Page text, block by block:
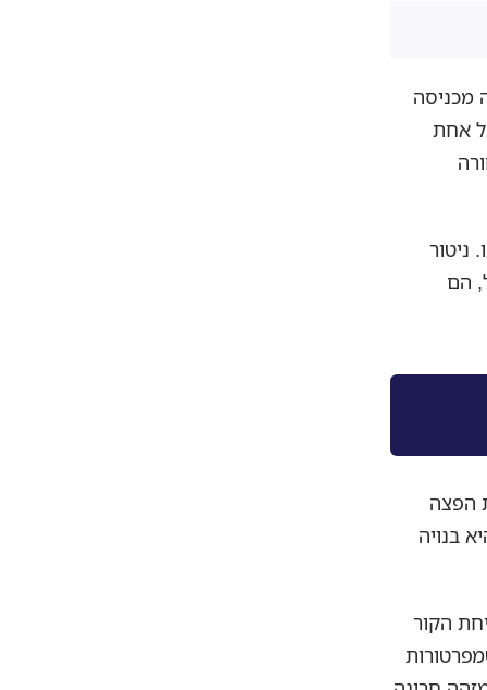
מכניסה
אחת
ניטור
הם
הפצה
בנויה
הקור